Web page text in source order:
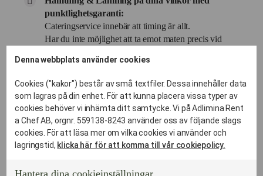
punktlighetsgaranti:
Cateringservice innebär att timing är allt.
Har du inte möjlighet att ta emot maten precis vid
Våra avancerade termoboxar håller temperaturen i
timmar, vilket ger dig total flexibilitet i schemat.
Våra bilar rullar dagligen i Kungsängsområdet, vilket
garanterar att maten anländer vid exakt rätt tidpunkt
och med perfekt temperatur.
Vi hämtar disken:
Den största "fest-dödaren" är berget av disk.
dagen efter.
Denna webbplats använder cookies
Cookies ("kakor") består av små textfiler. Dessa innehåller data
som lagras på din enhet. För att kunna placera vissa typer av
cookies behöver vi inhämta ditt samtycke. Vi på Adlimina Rent
a Chef AB, orgnr. 559138-8243 använder oss av följande slags
cookies. För att läsa mer om vilka cookies vi använder och
lagringstid, klicka här för att komma till vår cookiepolicy.
Hantera dina cookieinställningar